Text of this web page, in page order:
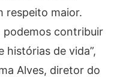
respeito maior.
podemos contribuir
histórias de vida”,
Alves, diretor do